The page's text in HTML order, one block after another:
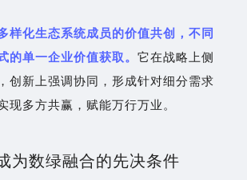
样化生态系统成员的价值共创，不同
的单一企业价值获取。 它在战略上侧
创新上强调协同，形成针对细分需求
现多方共赢，赋能万行万业。
为数绿融合的先决条件